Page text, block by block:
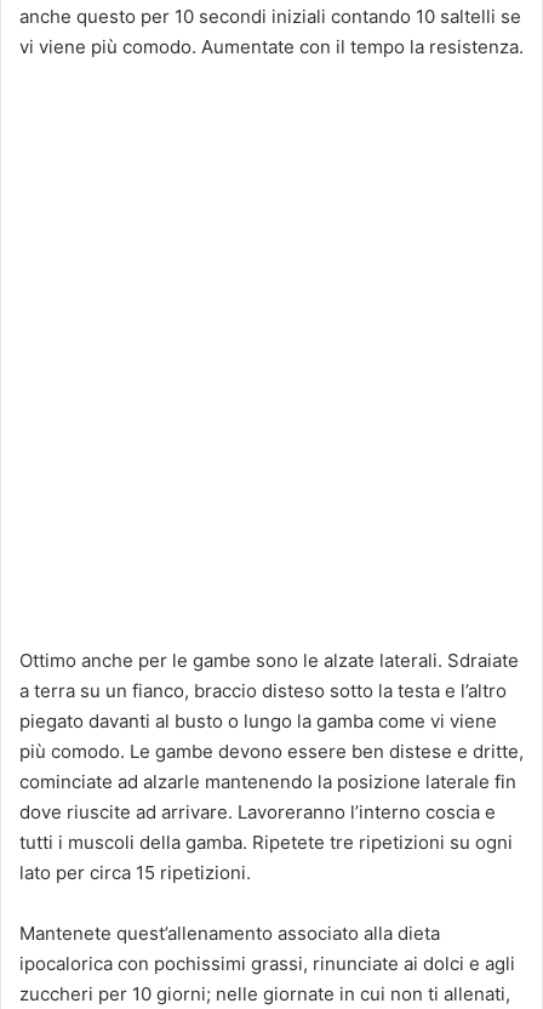
anche questo per 10 secondi iniziali contando 10 saltelli se
vi viene più comodo. Aumentate con il tempo la resistenza.
Ottimo anche per le gambe sono le alzate laterali. Sdraiate
a terra su un fianco, braccio disteso sotto la testa e l’altro
piegato davanti al busto o lungo la gamba come vi viene
più comodo. Le gambe devono essere ben distese e dritte,
cominciate ad alzarle mantenendo la posizione laterale fin
dove riuscite ad arrivare. Lavoreranno l’interno coscia e
tutti i muscoli della gamba. Ripetete tre ripetizioni su ogni
lato per circa 15 ripetizioni.
Mantenete quest’allenamento associato alla dieta
ipocalorica con pochissimi grassi, rinunciate ai dolci e agli
zuccheri per 10 giorni; nelle giornate in cui non ti allenati,